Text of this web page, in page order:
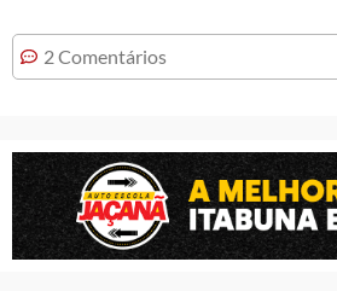
2 Comentários